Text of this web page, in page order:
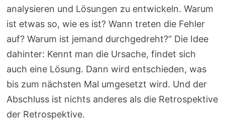
analysieren und Lösungen zu entwickeln. Warum
ist etwas so, wie es ist? Wann treten die Fehler
auf? Warum ist jemand durchgedreht?“ Die Idee
dahinter: Kennt man die Ursache, findet sich
auch eine Lösung. Dann wird entschieden, was
bis zum nächsten Mal umgesetzt wird. Und der
Abschluss ist nichts anderes als die Retrospektive
der Retrospektive.